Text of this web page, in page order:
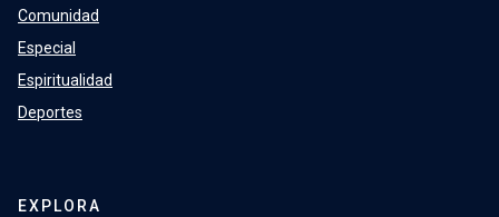
Comunidad
Especial
Espiritualidad
Deportes
EXPLORA